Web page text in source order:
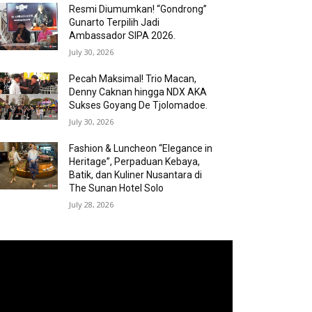
Resmi Diumumkan! “Gondrong”
Gunarto Terpilih Jadi
Ambassador SIPA 2026.
July 30, 2026
Pecah Maksimal! Trio Macan,
Denny Caknan hingga NDX AKA
Sukses Goyang De Tjolomadoe.
July 30, 2026
Fashion & Luncheon “Elegance in
Heritage”, Perpaduan Kebaya,
Batik, dan Kuliner Nusantara di
The Sunan Hotel Solo
July 28, 2026